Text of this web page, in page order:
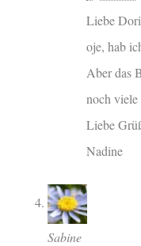
Liebe
oje, hab
Aber das
noch viele
Liebe
Nadine
Sabine